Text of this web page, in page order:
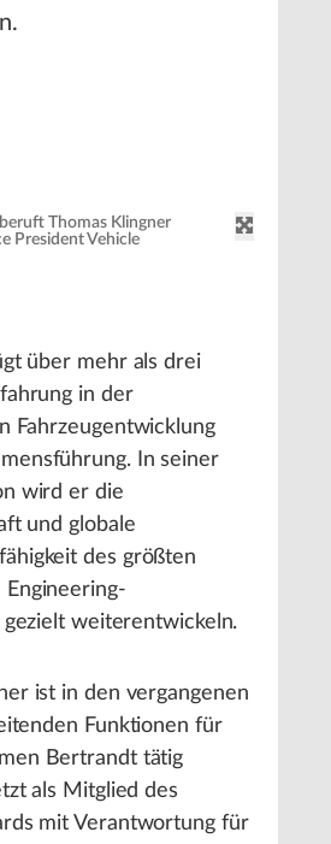
Thomas Klingner
President Vehicle
über mehr als drei
in der
Fahrzeugentwicklung
In seiner
wird er die
und globale
des größten
Engineering-
weiterentwickeln.
ist in den vergangenen
Funktionen für
Bertrandt tätig
als Mitglied des
mit Verantwortung für